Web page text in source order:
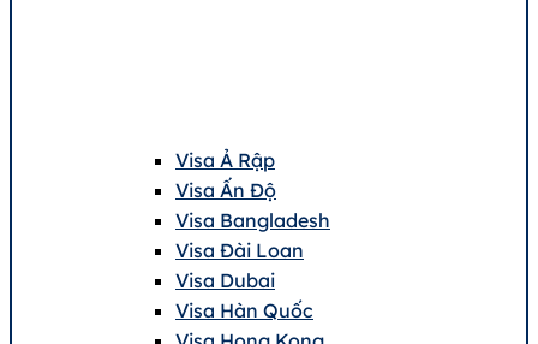
Visa Ả Rập
Visa Ấn Độ
Visa Bangladesh
Visa Đài Loan
Visa Dubai
Visa Hàn Quốc